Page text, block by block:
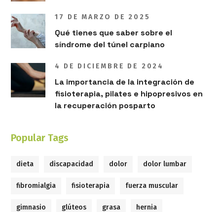
17 DE MARZO DE 2025
Qué tienes que saber sobre el
síndrome del túnel carpiano
4 DE DICIEMBRE DE 2024
La importancia de la integración de
fisioterapia, pilates e hipopresivos en
la recuperación posparto
Popular Tags
dieta discapacidad dolor dolor lumbar
fibromialgia fisioterapia fuerza muscular
gimnasio glúteos grasa hernia